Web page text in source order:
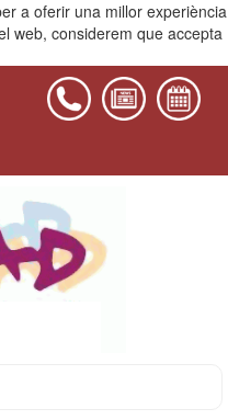
a oferir una millor experiència
web, considerem que accepta